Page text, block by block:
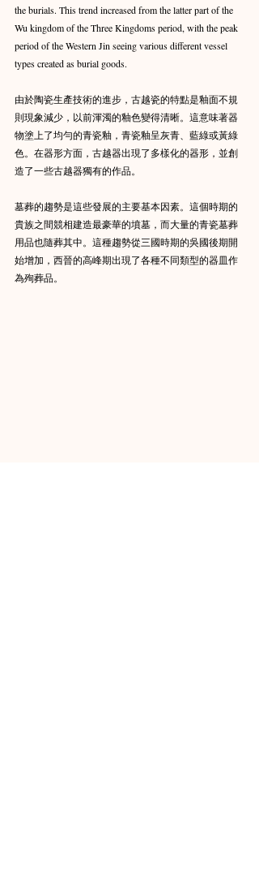
the burials. This trend increased from the latter part of the
Wu kingdom of the Three Kingdoms period, with the peak
period of the Western Jin seeing various different vessel
types created as burial goods.
由於陶瓷生產技術的進步，古越瓷的特點是釉面不規
則現象減少，以前渾濁的釉色變得清晰。這意味著器
物塗上了均勻的青瓷釉，青瓷釉呈灰青、藍綠或黃綠
色。在器形方面，古越器出現了多樣化的器形，並創
造了一些古越器獨有的作品。
墓葬的趨勢是這些發展的主要基本因素。這個時期的
貴族之間競相建造最豪華的墳墓，而大量的青瓷墓葬
用品也隨葬其中。這種趨勢從三國時期的吳國後期開
始增加，西晉的高峰期出現了各種不同類型的器皿作
為殉葬品。